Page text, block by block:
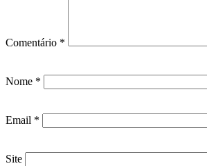
Comentário *
Nome *
Email *
Site